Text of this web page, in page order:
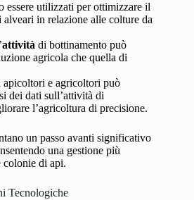
essere utilizzati per ottimizzare il
in relazione alle colture da
attività di bottinamento può
agricola che quella di
apicoltori e agricoltori può
dei dati sull’attività di
l’agricoltura di precisione.
un passo avanti significativo
una gestione più
colonie di api.
Tecnologiche